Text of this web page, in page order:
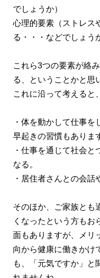
でしょうか）
心理的要素（ストレス
る・・・などでしょう
これら3つの要素が絡
る、ということかと思
これに沿って考えると
・体を動かして仕事
早起きの習慣もありま
・仕事を通じて社会
なる。
・居住者さんとの会話
そのほか、ご家族とも
くなったという方もお
面もありますが、メリ
向から健康に働きかけ
も、「元気ですか」と